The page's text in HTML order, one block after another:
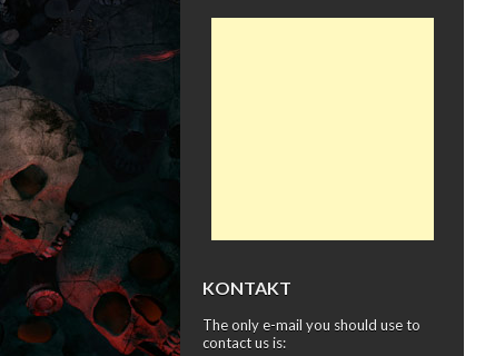
KONTAKT
The only e-mail you should use to
contact us is: